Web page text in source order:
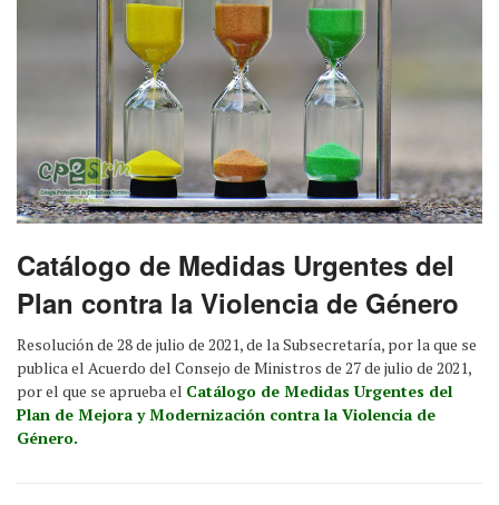
Catálogo de Medidas Urgentes del
Plan contra la Violencia de Género
Resolución de 28 de julio de 2021, de la Subsecretaría, por la que se
publica el Acuerdo del Consejo de Ministros de 27 de julio de 2021,
por el que se aprueba el Catálogo de Medidas Urgentes del
Plan de Mejora y Modernización contra la Violencia de
Género.